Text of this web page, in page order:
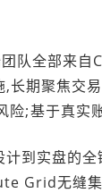
队全部来自
期聚焦交
;基于真实
到实盘的
Grid无缝